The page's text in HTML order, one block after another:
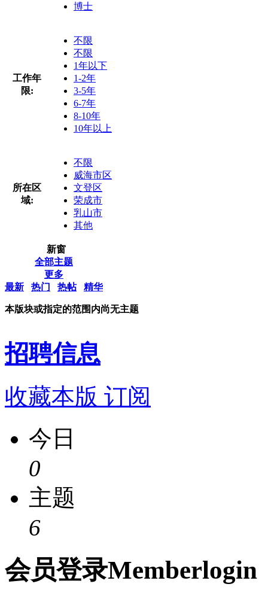
博士
工作年
限:
不限
不限
1年以下
1-2年
3-5年
6-7年
8-10年
10年以上
所在区
域:
不限
威海市区
文登区
荣成市
乳山市
其他
新窗
全部主题
更多
最新
热门 热帖 精华
本版块或指定的范围内尚无主题
招聘信息
收藏本版 订阅
今日
0
主题
6
会员登录Memberlogin